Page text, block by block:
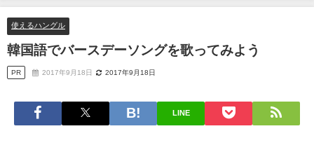
使えるハングル
韓国語でバースデーソングを歌ってみよう
PR 2017年9月18日 2017年9月18日
LINE